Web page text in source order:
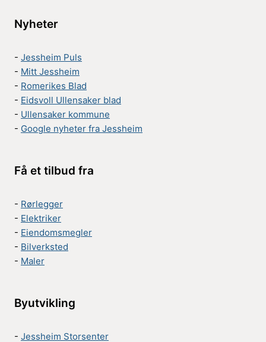
Nyheter
- Jessheim Puls
- Mitt Jessheim
- Romerikes Blad
- Eidsvoll Ullensaker blad
- Ullensaker kommune
- Google nyheter fra Jessheim
Få et tilbud fra
- Rørlegger
- Elektriker
- Eiendomsmegler
- Bilverksted
- Maler
Byutvikling
- Jessheim Storsenter